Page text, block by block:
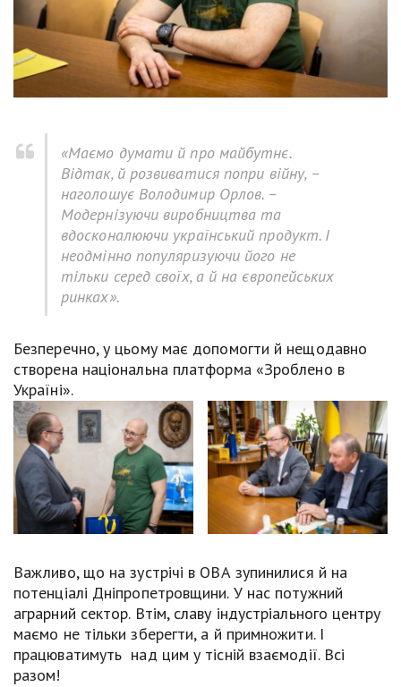
«Маємо думати й про майбутнє.
Відтак, й розвиватися попри війну, –
наголошує Володимир Орлов. –
Модернізуючи виробництва та
вдосконалюючи український продукт. І
неодмінно по­пуляризуючи його не
тільки серед своїх, а й на європейських
ринках».
Безперечно, у цьому має допомогти й нещодавно
створена національна платформа «Зроблено в
Україні».
Важливо, що на зустрічі в ОВА зупинилися й на
потенціалі Дніпропетровщини. У нас потужний
аграрний сектор. Втім, славу індустріального центру
маємо не тільки зберегти, а й примножити. І
працюватимуть над цим у тісній взаємодії. Всі
разом!